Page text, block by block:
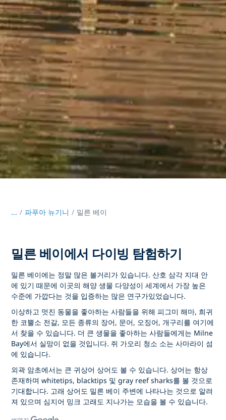
... / 파푸아 뉴기니 밀른 베이
밀른 베이에서 다이빙 탐험하기
밀른 베이에는 정말 많은 볼거리가 있습니다. 산호 삼각 지대 안
에 있기 때문에 이곳의 해양 생물 다양성이 세계에서 가장 높은
수준에 가깝다는 것을 입증하는 많은 연구가있었습니다.
이상하고 멋진 동물을 좋아하는 사람들을 위해 피그미 해마, 희귀
한 코뿔소 전갈, 모든 종류의 장어, 문어, 오징어, 개구리를 여기에
서 찾을 수 있습니다. 더 큰 생물을 좋아하는 사람들에게는 Milne
Bay에서 실망이 없을 것입니다. 쥐 가오리 청소 소는 사마라이 섬
에 있습니다.
외곽 암초에서는 큰 귀상어 상어도 볼 수 있습니다. 상어는 항상
존재하며 whitetips, blacktips 및 gray reef sharks를 볼 것으로
기대합니다. 고래 상어도 밀른 베이 주변에 나타나는 것으로 알려
져 있으며 심지어 밍크 고래도 지나가는 모습을 볼 수 있습니다.